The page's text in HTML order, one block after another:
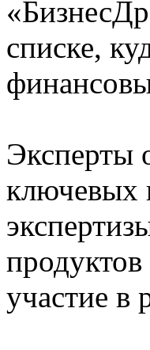
списке,
Эксперты
ключевых
участие в